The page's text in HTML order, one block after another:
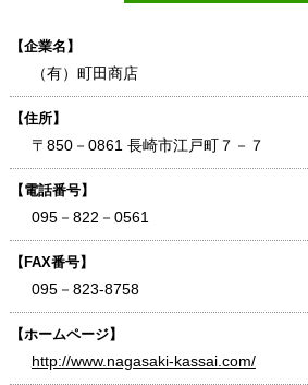
【企業名】
（有）町田商店
【住所】
〒850－0861 長崎市江戸町７－７
【電話番号】
095－822－0561
【FAX番号】
095－823-8758
【ホームページ】
http://www.nagasaki-kassai.com/